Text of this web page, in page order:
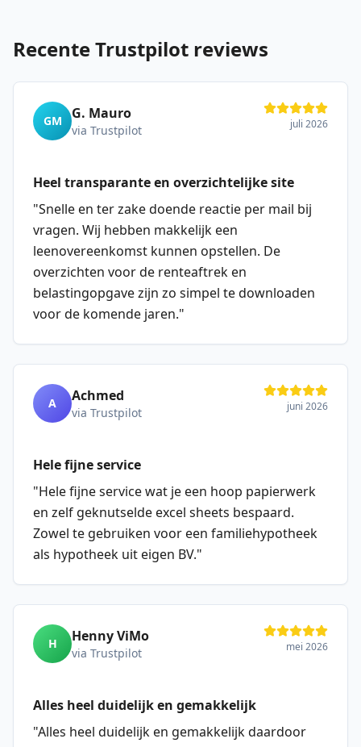
Recente Trustpilot reviews
GM G. Mauro
via Trustpilot juli 2026
Heel transparante en overzichtelijke site
"Snelle en ter zake doende reactie per mail bij
vragen. Wij hebben makkelijk een
leenovereenkomst kunnen opstellen. De
overzichten voor de renteaftrek en
belastingopgave zijn zo simpel te downloaden
voor de komende jaren."
A Achmed
via Trustpilot juni 2026
Hele fijne service
"Hele fijne service wat je een hoop papierwerk
en zelf geknutselde excel sheets bespaard.
Zowel te gebruiken voor een familiehypotheek
als hypotheek uit eigen BV."
H Henny ViMo
via Trustpilot mei 2026
Alles heel duidelijk en gemakkelijk
"Alles heel duidelijk en gemakkelijk daardoor